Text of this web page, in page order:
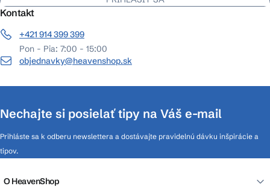
Kontakt
+421 914 399 399
Pon - Pia: 7:00 - 15:00
objednavky@heavenshop.sk
Nechajte si posielať tipy na Váš e-mail
Prihláste sa k odberu newslettera a dostávajte pravidelnú dávku inšpirácie a
tipov.
O HeavenShop